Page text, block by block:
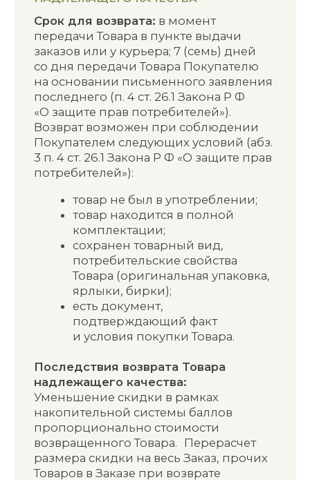
Покупатель должен провести осмотр
Товара в момент получения Товара.
После получения Товара претензии
к внешним дефектам Товара, его
количеству, комплектности
и товарному виду не принимаются
В случае получения Покупателем
Товара ненадлежащего качества
Покупатель вправе вернуть Товар
службе доставки или отказаться
в пункте выдаче заказов
и не оплачивать стоимость Товара
и его доставку.
ненадлежащего качества:
1. Соразмерное уменьшение покупной
2. Замена Товара на аналогичный при
условии, что он есть у Продавца или
на другой Товар с соответствующим
перерасчетом покупной цены;
3. Безвозмездное устранение
недостатков Товара или возмещения
расходов на их исправление
Покупателем или третьим лицом.
Покупатель вместо предъявления
указанных выше требований, вправе
отказаться от исполнения Договора
за Товар денежных средств.
СРОКИ ВОЗВРАТА
В момент доставки при обнаружении
недостатков в процессе приемки
Товара; в течение гарантийного срока,
срока годности. В случаях, когда
гарантийный срок составляет менее 2